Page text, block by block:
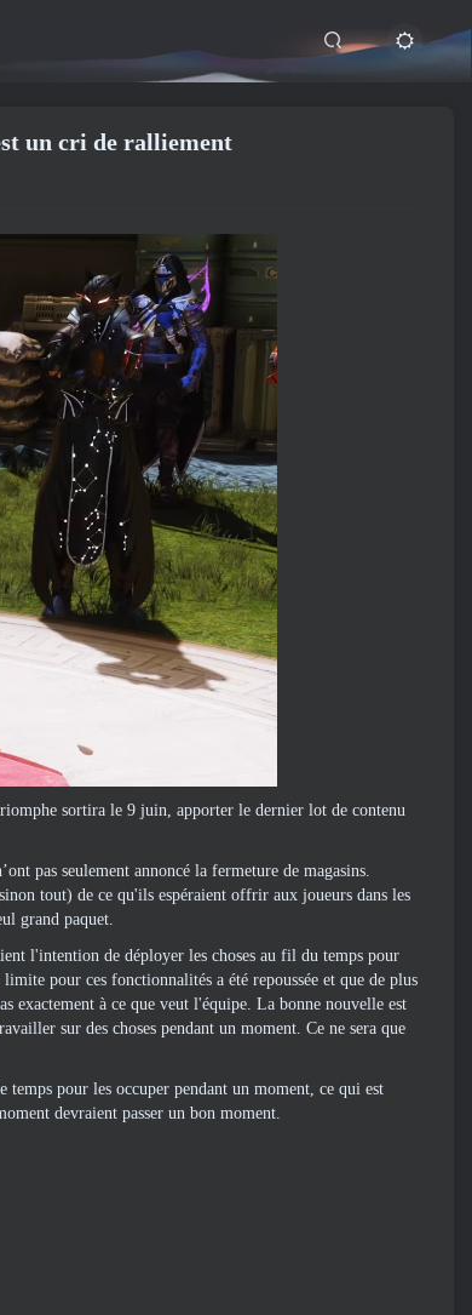
un cri de ralliement
sortira le 9 juin, apporter le dernier lot de contenu
pas seulement annoncé la fermeture de magasins.
tout) de ce qu'ils espéraient offrir aux joueurs dans les
grand paquet.
l'intention de déployer les choses au fil du temps pour
pour ces fonctionnalités a été repoussée et que de plus
exactement à ce que veut l'équipe. La bonne nouvelle est
sur des choses pendant un moment. Ce ne sera que
temps pour les occuper pendant un moment, ce qui est
devraient passer un bon moment.